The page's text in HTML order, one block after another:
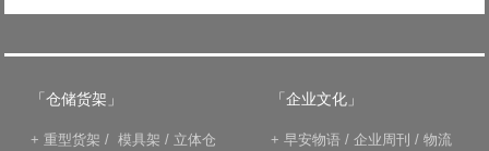
「仓储货架」
+ 重型货架 / 模具架 / 立体仓
「企业文化」
+ 早安物语 / 企业周刊 / 物流